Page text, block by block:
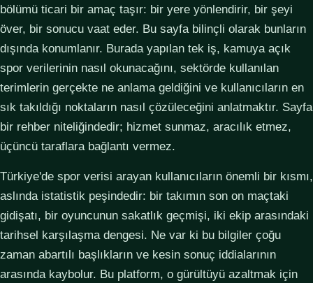
bölümü ticari bir amaç taşır: bir yere yönlendirir, bir şeyi
över, bir sonucu vaat eder. Bu sayfa bilinçli olarak bunların
dışında konumlanır. Burada yapılan tek iş, kamuya açık
spor verilerinin nasıl okunacağını, sektörde kullanılan
terimlerin gerçekte ne anlama geldiğini ve kullanıcıların en
sık takıldığı noktaların nasıl çözüleceğini anlatmaktır. Sayfa
bir rehber niteliğindedir; hizmet sunmaz, aracılık etmez,
üçüncü taraflara bağlantı vermez.
Türkiye'de spor verisi arayan kullanıcıların önemli bir kısmı,
aslında istatistik peşindedir: bir takımın son on maçtaki
gidişatı, bir oyuncunun sakatlık geçmişi, iki ekip arasındaki
tarihsel karşılaşma dengesi. Ne var ki bu bilgiler çoğu
zaman abartılı başlıkların ve kesin sonuç iddialarının
arasında kaybolur. Bu platform, o gürültüyü azaltmak için